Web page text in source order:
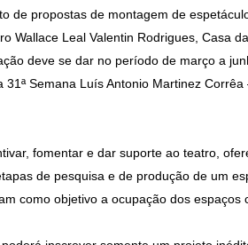
de propostas de montagem de
Wallace Leal Valentin Rodrigues, Casa
deve se dar no período de março a
31ª Semana Luís Antonio Martinez
fomentar e dar suporte ao teatro,
de pesquisa e de produção de um
como objetivo a ocupação dos